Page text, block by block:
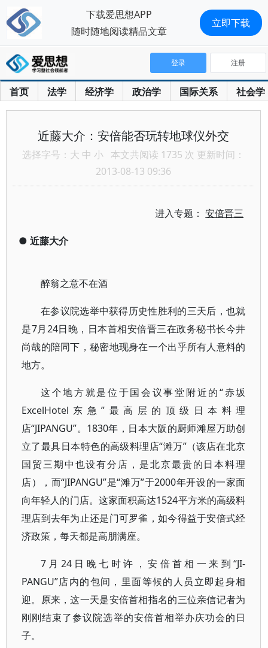
首页 法学 经济学 政治学 国际关系 社会学
登录 注册
近藤大介：安倍能否玩转地球仪外交
选择字号： 大 中 小 本文共阅读 1735 次 更新时间：
2013-08-13 09:36
进入专题：安倍晋三
● 近藤大介
醉翁之意不在酒
在参议院选举中获得历史性胜利的三天后，也就
是7月24日晚，日本首相安倍晋三在政务秘书长今井
尚哉的陪同下，秘密地现身在一个出乎所有人意料的
地方。
这个地方就是位于国会议事堂附近的“赤坂
ExcelHotel东急”最高层的顶级日本料理
店“JIPANGU”。1830年，日本大阪的厨师滩屋万助创
立了最具日本特色的高级料理店“滩万”（该店在北京
国贸三期中也设有分店，是北京最贵的日本料理
店），而“JIPANGU”是“滩万”于2000年开设的一家面
向年轻人的门店。这家面积高达1524平方米的高级料
理店到去年为止还是门可罗雀，如今得益于安倍式经
济政策，每天都是高朋满座。
7月24日晚七时许，安倍首相一来到“JI-
PANGU”店内的包间，里面等候的人员立即起身相
迎。原来，这一天是安倍首相指名的三位亲信记者为
刚刚结束了参议院选举的安倍首相举办庆功会的日
子。
下载爱思想APP
随时随地阅读精品文章
立即下载